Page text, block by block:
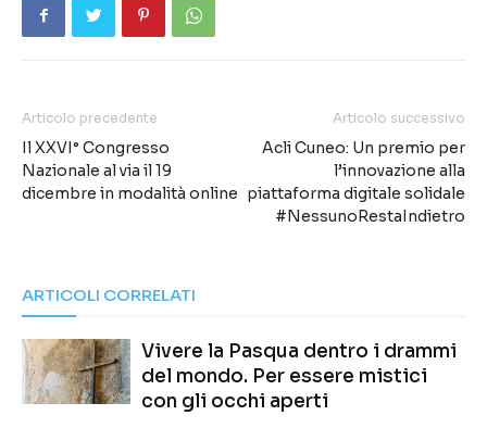
Articolo precedente
Il XXVI° Congresso
Nazionale al via il 19
dicembre in modalità online
Articolo successivo
Acli Cuneo: Un premio per
l’innovazione alla
piattaforma digitale solidale
#NessunoRestaIndietro
ARTICOLI CORRELATI
Vivere la Pasqua dentro i drammi
del mondo. Per essere mistici
con gli occhi aperti